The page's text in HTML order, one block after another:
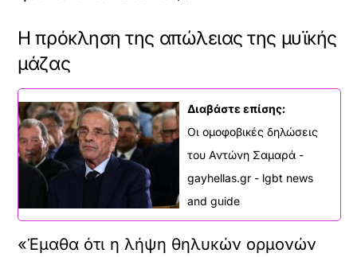
Η πρόκληση της απώλειας της μυϊκής
μάζας
Διαβάστε επίσης:
Οι ομοφοβικές δηλώσεις
του Αντώνη Σαμαρά -
gayhellas.gr - lgbt news
and guide
«Έμαθα ότι η λήψη θηλυκών ορμονών